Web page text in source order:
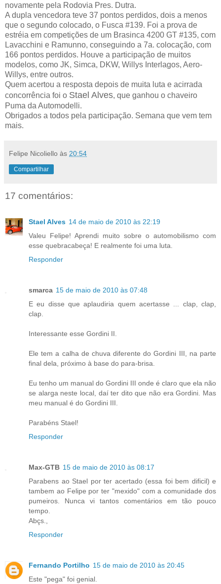
novamente pela Rodovia Pres. Dutra.
A dupla vencedora teve 37 pontos perdidos, dois a menos
que o segundo colocado, o Fusca #139. Foi a prova de
estréia em competições de um Brasinca 4200 GT #135, com
Lavacchini e Ramunno, conseguindo a 7a. colocação, com
166 pontos perdidos. Houve a participação de muitos
modelos, como JK, Simca, DKW, Willys Interlagos, Aero-
Willys, entre outros.
Quem acertou a resposta depois de muita luta e acirrada
concorrência foi o Stael Alves, que ganhou o chaveiro
Puma da Automodelli.
Obrigados a todos pela participação. Semana que vem tem
mais.
Felipe Nicoliello às 20:54
Compartilhar
17 comentários:
Stael Alves 14 de maio de 2010 às 22:19
Valeu Felipe! Aprendi muito sobre o automobilismo com
esse quebracabeça! E realmente foi uma luta.
Responder
smarca 15 de maio de 2010 às 07:48
E eu disse que aplaudiria quem acertasse ... clap, clap,
clap.
Interessante esse Gordini II.
Ele tem a calha de chuva diferente do Gordini III, na parte
final dela, próximo à base do para-brisa.
Eu tenho um manual do Gordini III onde é claro que ela não
se alarga neste local, daí ter dito que não era Gordini. Mas
meu manual é do Gordini III.
Parabéns Stael!
Responder
Max-GTB 15 de maio de 2010 às 08:17
Parabens ao Stael por ter acertado (essa foi bem dificil) e
tambem ao Felipe por ter "mexido" com a comunidade dos
pumeiros. Nunca vi tantos comentários em tão pouco
tempo.
Abçs.,
Responder
Fernando Portilho 15 de maio de 2010 às 20:45
Este "pega" foi genial.